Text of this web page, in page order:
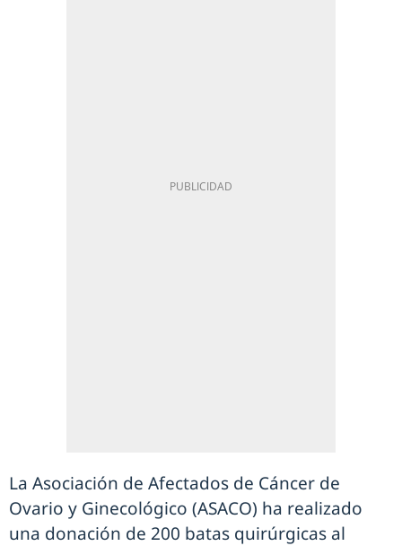
La Asociación de Afectados de Cáncer de
Ovario y Ginecológico (ASACO) ha realizado
una donación de 200 batas quirúrgicas al